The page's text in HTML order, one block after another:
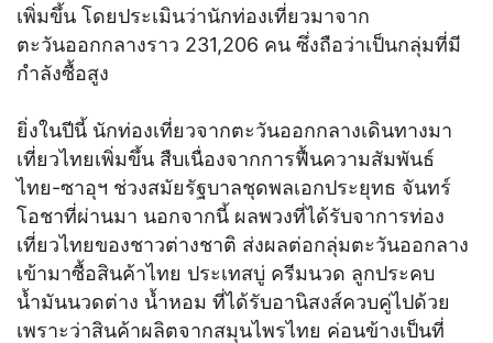
เพิ่มขึ้น โดยประเมินว่านักท่องเที่ยวมาจาก
ตะวันออกกลางราว 231,206 คน ซึ่งถือว่าเป็นกลุ่มที่มี
กำลังซื้อสูง
ยิ่งในปีนี้ นักท่องเที่ยวจากตะวันออกกลางเดินทางมา
เที่ยวไทยเพิ่มขึ้น สืบเนื่องจากการฟื้นความสัมพันธ์
ไทย-ซาอุฯ ช่วงสมัยรัฐบาลชุดพลเอกประยุทธ จันทร์
โอชาที่ผ่านมา นอกจากนี้ ผลพวงที่ได้รับจาการท่อง
เที่ยวไทยของชาวต่างชาติ ส่งผลต่อกลุ่มตะวันออกลาง
เข้ามาซื้อสินค้าไทย ประเทสบู่ ครีมนวด ลูกประคบ
น้ำมันนวดต่าง น้ำหอม ที่ได้รับอานิสงส์ควบคู่ไปด้วย
เพราะว่าสินค้าผลิตจากสมุนไพรไทย ค่อนข้างเป็นที่